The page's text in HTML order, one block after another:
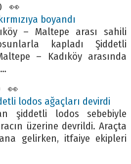
👀
boyandı
– Maltepe arası sahili
kapladı Şiddetli
– Kadıköy arasında
👀
lodos ağaçları devirdi
şiddetli lodos sebebiyle
üzerine devrildi. Araçta
gelirken, itfaiye ekipleri